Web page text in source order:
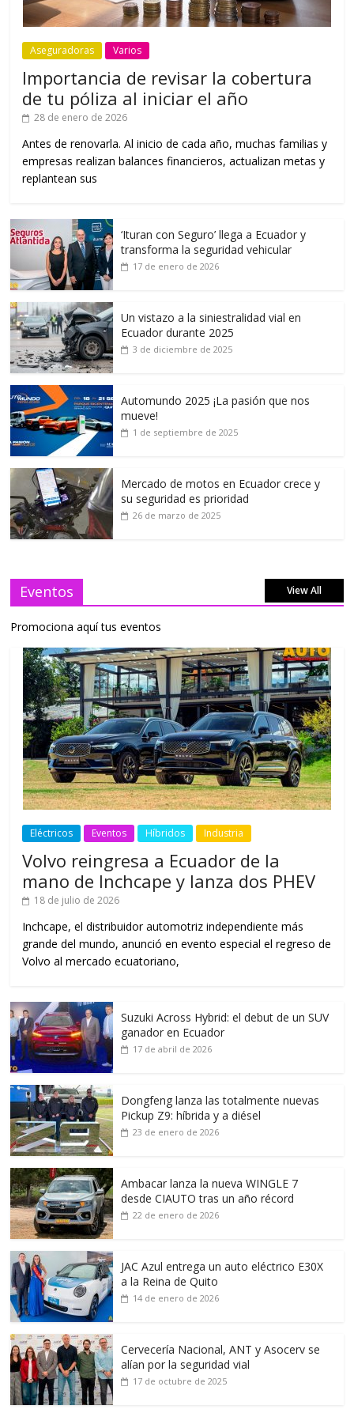
Aseguradoras Varios
Importancia de revisar la cobertura
de tu póliza al iniciar el año
28 de enero de 2026
Antes de renovarla. Al inicio de cada año, muchas familias y
empresas realizan balances financieros, actualizan metas y
replantean sus
‘Ituran con Seguro’ llega a Ecuador y
transforma la seguridad vehicular
17 de enero de 2026
Un vistazo a la siniestralidad vial en
Ecuador durante 2025
3 de diciembre de 2025
Automundo 2025 ¡La pasión que nos
mueve!
1 de septiembre de 2025
Mercado de motos en Ecuador crece y
su seguridad es prioridad
26 de marzo de 2025
Eventos View All
Promociona aquí tus eventos
Eléctricos Eventos Híbridos Industria
Volvo reingresa a Ecuador de la
mano de Inchcape y lanza dos PHEV
18 de julio de 2026
Inchcape, el distribuidor automotriz independiente más
grande del mundo, anunció en evento especial el regreso de
Volvo al mercado ecuatoriano,
Suzuki Across Hybrid: el debut de un SUV
ganador en Ecuador
17 de abril de 2026
Dongfeng lanza las totalmente nuevas
Pickup Z9: híbrida y a diésel
23 de enero de 2026
Ambacar lanza la nueva WINGLE 7
desde CIAUTO tras un año récord
22 de enero de 2026
JAC Azul entrega un auto eléctrico E30X
a la Reina de Quito
14 de enero de 2026
Cervecería Nacional, ANT y Asocerv se
alían por la seguridad vial
17 de octubre de 2025